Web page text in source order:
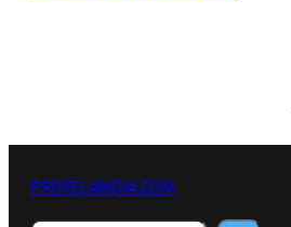
PROFELANDIA.COM